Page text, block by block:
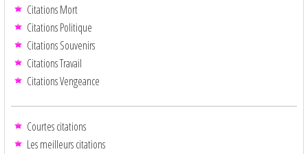
Citations Mort
Citations Politique
Citations Souvenirs
Citations Travail
Citations Vengeance
Courtes citations
Les meilleurs citations